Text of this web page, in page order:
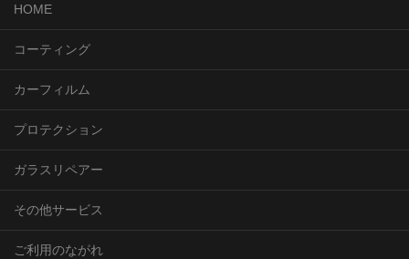
HOME
コーティング
カーフィルム
プロテクション
ガラスリペアー
その他サービス
ご利用のながれ